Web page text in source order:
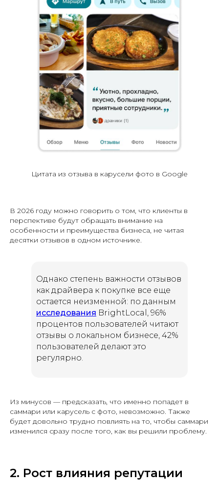
Цитата из отзыва в карусели фото в Google
В 2026 году можно говорить о том, что клиенты в
перспективе будут обращать внимание на
особенности и преимущества бизнеса, не читая
десятки отзывов в одном источнике.
Однако степень важности отзывов
как драйвера к покупке все еще
остается неизменной: по данным
исследования BrightLocal, 96%
процентов пользователей читают
отзывы о локальном бизнесе, 42%
пользователей делают это
регулярно.
Из минусов — предсказать, что именно попадет в
саммари или карусель с фото, невозможно. Также
будет довольно трудно повлиять на то, чтобы саммари
изменился сразу после того, как вы решили проблему.
2. Рост влияния репутации